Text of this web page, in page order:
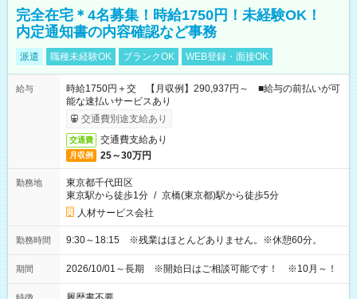
完全在宅＊4名募集！時給1750円！未経験OK！
内定通知書の内容確認など事務
派遣 職種未経験OK ブランクOK WEB登録・面接OK
給与
時給1750円＋交 【月収例】290,937円～ ■給与の前払いが可
能な速払いサービスあり
交通費別途支給あり
交通費 交通費支給あり
月収例 25～30万円
勤務地
東京都千代田区
東京駅から徒歩1分 / 京橋(東京都)駅から徒歩5分
人材サービス会社
勤務時間 9:30～18:15 ※残業はほとんどありません。※休憩60分。
期間 2026/10/01～長期 ※開始日はご相談可能です！ ※10月～！